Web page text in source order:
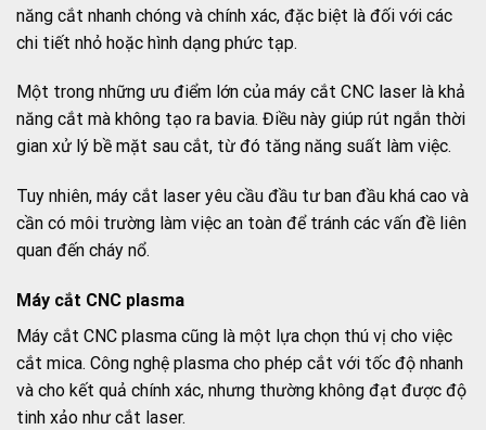
năng cắt nhanh chóng và chính xác, đặc biệt là đối với các
chi tiết nhỏ hoặc hình dạng phức tạp.
Một trong những ưu điểm lớn của máy cắt CNC laser là khả
năng cắt mà không tạo ra bavia. Điều này giúp rút ngắn thời
gian xử lý bề mặt sau cắt, từ đó tăng năng suất làm việc.
Tuy nhiên, máy cắt laser yêu cầu đầu tư ban đầu khá cao và
cần có môi trường làm việc an toàn để tránh các vấn đề liên
quan đến cháy nổ.
Máy cắt CNC plasma
Máy cắt CNC plasma cũng là một lựa chọn thú vị cho việc
cắt mica. Công nghệ plasma cho phép cắt với tốc độ nhanh
và cho kết quả chính xác, nhưng thường không đạt được độ
tinh xảo như cắt laser.